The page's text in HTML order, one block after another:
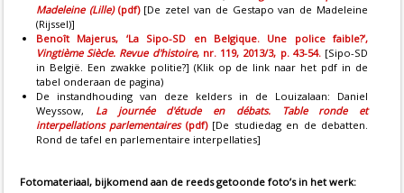
Madeleine (Lille)(pdf)[De zetel van de Gestapo van de Madeleine
(Rijssel)]
Benoît Majerus, ‘La Sipo-SD en Belgique. Une police faible?’,
Vingtième Siècle. Revue d'histoire, nr. 119, 2013/3, p. 43-54.[Sipo-SD
in België. Een zwakke politie?] (Klik op de link naar het pdf in de
tabel onderaan de pagina)
De instandhouding van deze kelders in de Louizalaan: Daniel
Weyssow, La journée d'étude en débats. Table ronde et
interpellations parlementaires(pdf)[De studiedag en de debatten.
Rond de tafel en parlementaire interpellaties]
Fotomateriaal, bijkomend aan de reeds getoonde foto’s in het werk: